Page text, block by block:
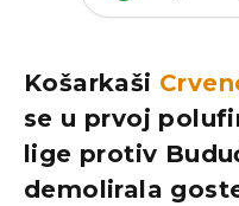
Košarkaši
se u prvoj
lige protiv
demolirala